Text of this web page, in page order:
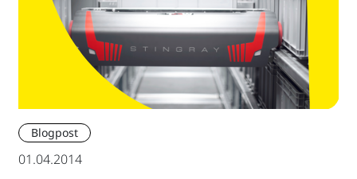
Blogpost
01.04.2014